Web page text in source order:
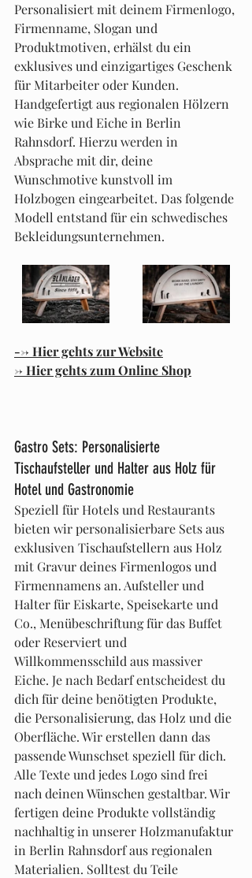
Personalisiert mit deinem Firmenlogo,
Firmenname, Slogan und
Produktmotiven, erhälst du ein
exklusives und einzigartiges Geschenk
für Mitarbeiter oder Kunden.
Handgefertigt aus regionalen Hölzern
wie Birke und Eiche in Berlin
Rahnsdorf. Hierzu werden in
Absprache mit dir, deine
Wunschmotive kunstvoll im
Holzbogen eingearbeitet. Das folgende
Modell entstand für ein schwedisches
Bekleidungsunternehmen.
--> Hier gehts zur Website
-> Hier gehts zum Online Shop
Gastro Sets: Personalisierte
Tischaufsteller und Halter aus Holz für
Hotel und Gastronomie
Speziell für Hotels und Restaurants
bieten wir personalisierbare Sets aus
exklusiven Tischaufstellern aus Holz
mit Gravur deines Firmenlogos und
Firmennamens an. Aufsteller und
Halter für Eiskarte, Speisekarte und
Co., Menübeschriftung für das Buffet
oder Reserviert und
Willkommensschild aus massiver
Eiche. Je nach Bedarf entscheidest du
dich für deine benötigten Produkte,
die Personalisierung, das Holz und die
Oberfläche. Wir erstellen dann das
passende Wunschset speziell für dich.
Alle Texte und jedes Logo sind frei
nach deinen Wünschen gestaltbar. Wir
fertigen deine Produkte vollständig
nachhaltig in unserer Holzmanufaktur
in Berlin Rahnsdorf aus regionalen
Materialien. Solltest du Teile